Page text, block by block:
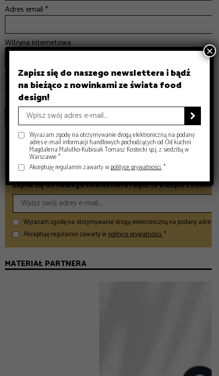
Adres email *
Witryna internetowa
Zapamiętaj moje dane w tej przeglądarce podczas pisania
Witryna jest chroniona przez reCAPTCHA i GooglePolitykę Prywatności
NEWSLETTER
Zapisz się do naszego newslettera i bądź na bieżąco z
Wyrażam zgodę na otrzymywanie drogą elektroniczną na podany
Akceptuję regulamin zawarty wpolityce prywatności.*
MATERIAŁ PARTNERA
Zapisz się do naszego newslettera i bądź
na bieżąco z nowinkami ze świata food
design!

Wyrażam zgodę na otrzymywanie drogą elektroniczną na podany
adres e-mail informacji handlowych pochodzących od Od kuchni
Magdalena Malutko-Kubisiak Tomasz Kostecki sp.j. z siedzibą w
Warszawie *
Akceptuję regulamin zawarty wpolityce prywatności.*
×